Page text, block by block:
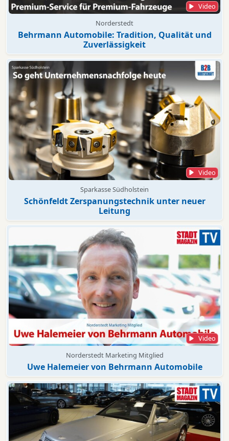
Video
Norderstedt
Behrmann Automobile: Tradition, Qualität und
Zuverlässigkeit
Video
Sparkasse Südholstein
Schönfeldt Zerspanungstechnik unter neuer
Leitung
Video
Norderstedt Marketing Mitglied
Uwe Halemeier von Behrmann Automobile